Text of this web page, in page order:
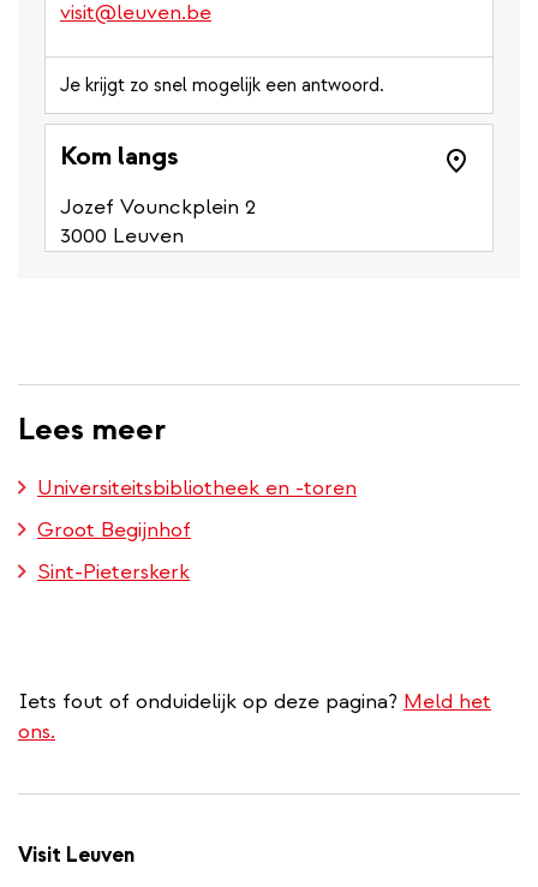
number)
visit@leuven.be
Je krijgt zo snel mogelijk een antwoord.
Kom langs
Jozef Vounckplein 2
3000 Leuven
Lees meer
Universiteitsbibliotheek en -toren
Groot Begijnhof
Sint-Pieterskerk
Iets fout of onduidelijk op deze pagina? Meld het
ons.
Visit Leuven